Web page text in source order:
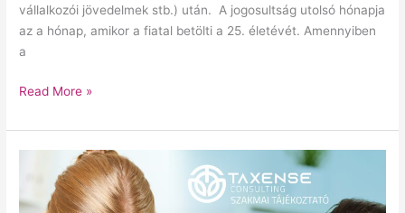
vállalkozói jövedelmek stb.) után. A jogosultság utolsó hónapja
az a hónap, amikor a fiatal betölti a 25. életévét. Amennyiben
a
Read More »
KÖZTERHEK
ben